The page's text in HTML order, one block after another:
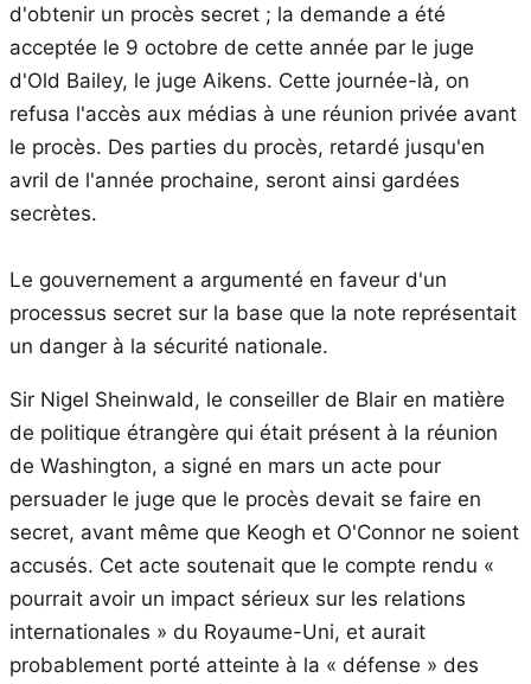
d'obtenir un procès secret ; la demande a été
acceptée le 9 octobre de cette année par le juge
d'Old Bailey, le juge Aikens. Cette journée-là, on
refusa l'accès aux médias à une réunion privée avant
le procès. Des parties du procès, retardé jusqu'en
avril de l'année prochaine, seront ainsi gardées
secrètes.
Le gouvernement a argumenté en faveur d'un
processus secret sur la base que la note représentait
un danger à la sécurité nationale.
Sir Nigel Sheinwald, le conseiller de Blair en matière
de politique étrangère qui était présent à la réunion
de Washington, a signé en mars un acte pour
persuader le juge que le procès devait se faire en
secret, avant même que Keogh et O'Connor ne soient
accusés. Cet acte soutenait que le compte rendu «
pourrait avoir un impact sérieux sur les relations
internationales » du Royaume-Uni, et aurait
probablement porté atteinte à la « défense » des